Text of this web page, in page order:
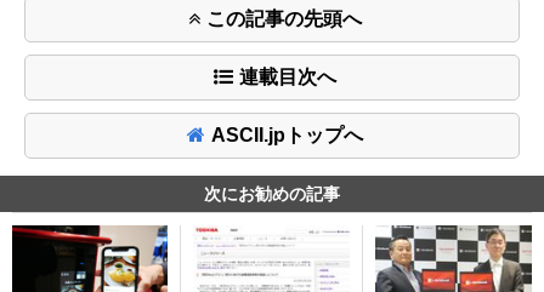
この記事の先頭へ
連載目次へ
ASCII.jpトップへ
次にお勧めの記事